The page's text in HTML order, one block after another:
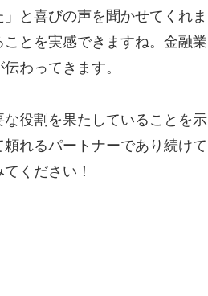
と喜びの声を聞かせてくれま
とを実感できますね。金融業
わってきます。
役割を果たしていることを示
れるパートナーであり続けて
ください！